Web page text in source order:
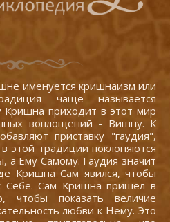
именуется кришнаизм или
чаще называется
Кришна приходит в этот мир
воплощений - Вишну. К
приставку "гаудия",
этой традиции поклоняются
Ему Самому. Гаудия значит
Кришна Сам явился, чтобы
Себе. Сам Кришна пришел в
чтобы показать величие
любви к Нему. Это